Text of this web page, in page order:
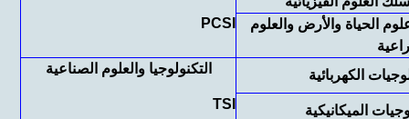
PCSI
الحياة والأرض والعلوم
الكهربائية
التكنولوجيا والعلوم الصناعية
TSI الميكانيكية